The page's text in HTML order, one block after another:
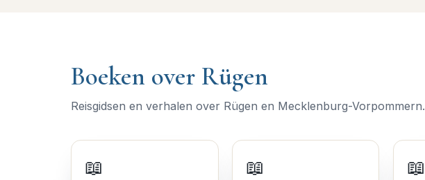
Boeken over Rügen
Reisgidsen en verhalen over Rügen en Mecklenburg-Vorpommern.
📖 📖 📖